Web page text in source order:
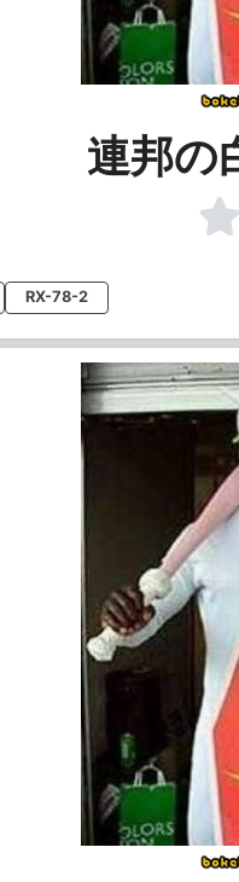
連邦の
RX-78-2